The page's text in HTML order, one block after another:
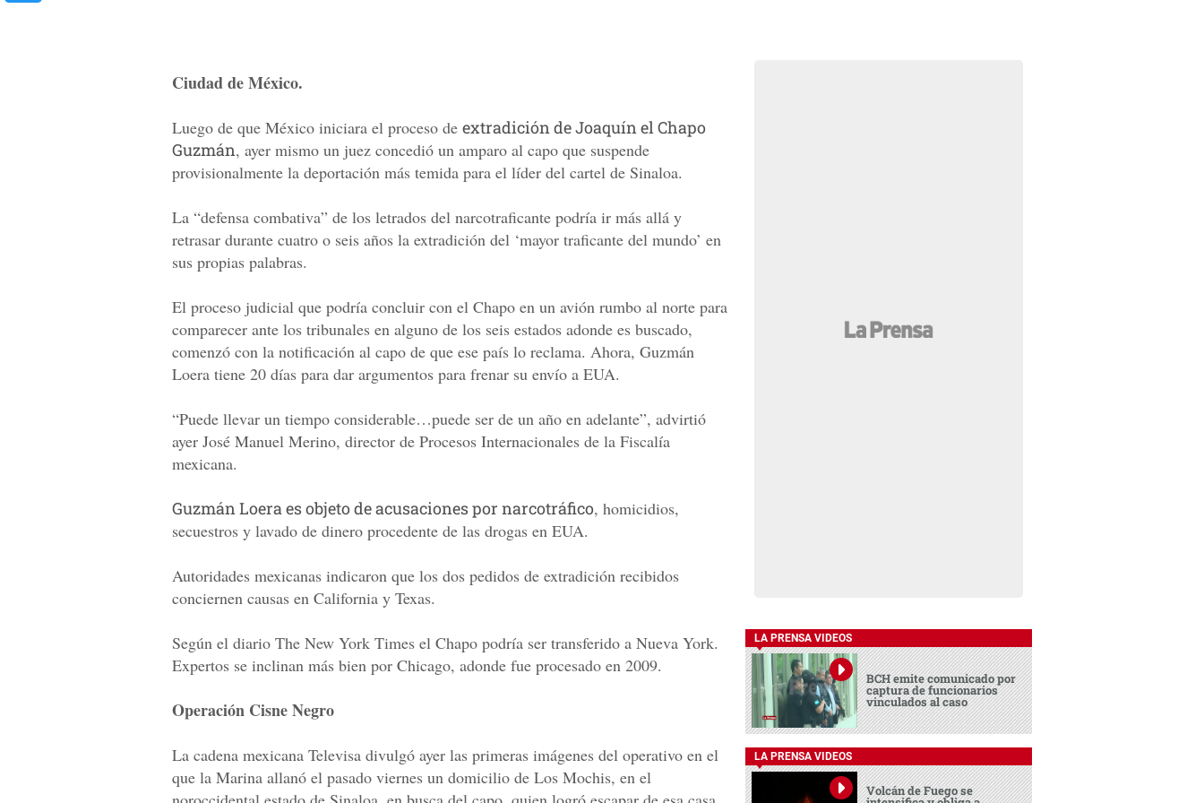
Ciudad de México.
Luego de que México iniciara el proceso de extradición de Joaquín el Chapo
Guzmán, ayer mismo un juez concedió un amparo al capo que suspende
provisionalmente la deportación más temida para el líder del cartel de Sinaloa.
La “defensa combativa” de los letrados del narcotraficante podría ir más allá y
retrasar durante cuatro o seis años la extradición del ‘mayor traficante del mundo’ en
sus propias palabras.
El proceso judicial que podría concluir con el Chapo en un avión rumbo al norte para
comparecer ante los tribunales en alguno de los seis estados adonde es buscado,
comenzó con la notificación al capo de que ese país lo reclama. Ahora, Guzmán
Loera tiene 20 días para dar argumentos para frenar su envío a EUA.
“Puede llevar un tiempo considerable…puede ser de un año en adelante”, advirtió
ayer José Manuel Merino, director de Procesos Internacionales de la Fiscalía
mexicana.
Guzmán Loera es objeto de acusaciones por narcotráfico, homicidios,
secuestros y lavado de dinero procedente de las drogas en EUA.
Autoridades mexicanas indicaron que los dos pedidos de extradición recibidos
conciernen causas en California y Texas.
Según el diario The New York Times el Chapo podría ser transferido a Nueva York.
Expertos se inclinan más bien por Chicago, adonde fue procesado en 2009.
Operación Cisne Negro
La cadena mexicana Televisa divulgó ayer las primeras imágenes del operativo en el
que la Marina allanó el pasado viernes un domicilio de Los Mochis, en el
LA PRENSA VIDEOS
BCH emite comunicado por
captura de funcionarios
vinculados al caso
LA PRENSA VIDEOS
Volcán de Fuego se